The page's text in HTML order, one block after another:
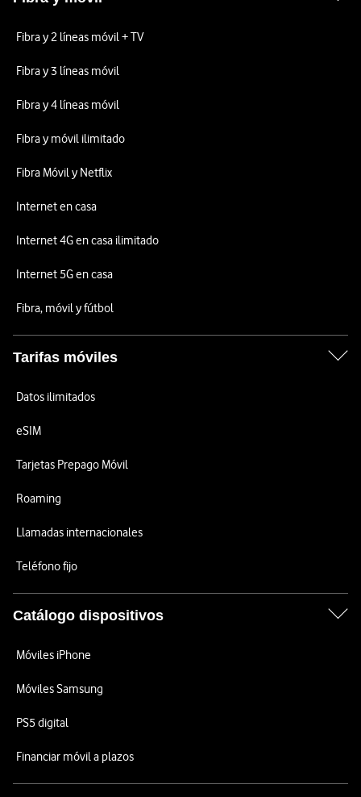
Fibra y 2 líneas móvil + TV
Fibra y 3 líneas móvil
Fibra y 4 líneas móvil
Fibra y móvil ilimitado
Fibra Móvil y Netflix
Internet en casa
Internet 4G en casa ilimitado
Internet 5G en casa
Fibra, móvil y fútbol
Tarifas móviles
Datos ilimitados
eSIM
Tarjetas Prepago Móvil
Roaming
Llamadas internacionales
Teléfono fijo
Catálogo dispositivos
Móviles iPhone
Móviles Samsung
PS5 digital
Financiar móvil a plazos